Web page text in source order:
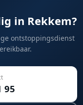
in Rekkem?
ontstoppingsdienst
95